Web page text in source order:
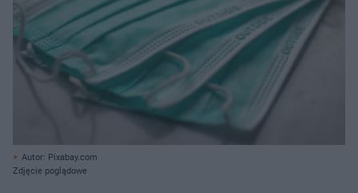
Autor: Pixabay.com
Zdjęcie poglądowe